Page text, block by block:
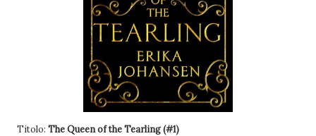
Titolo: The Queen of the Tearling (#1)